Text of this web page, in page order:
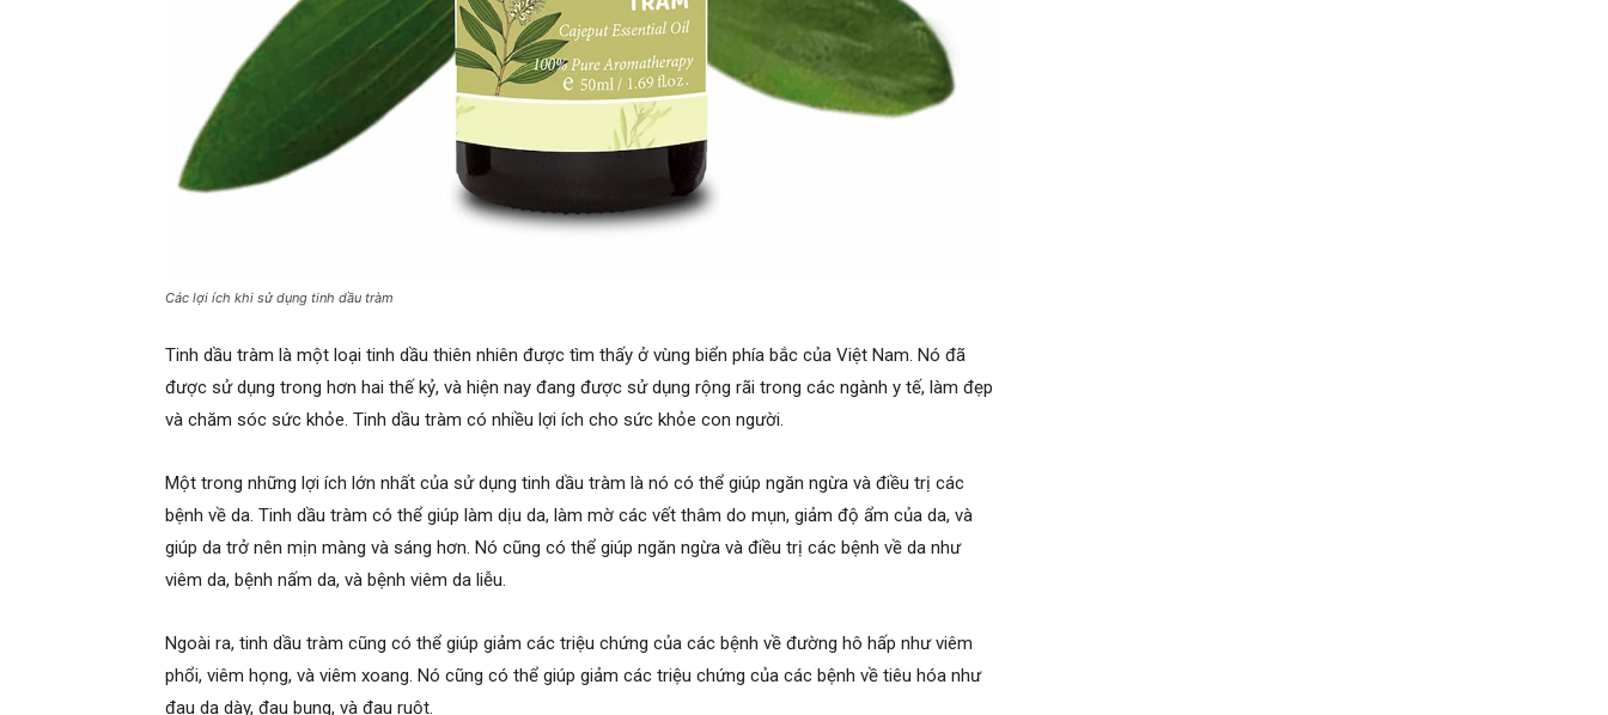
Các lợi ích khi sử dụng tinh dầu tràm
Tinh dầu tràm là một loại tinh dầu thiên nhiên được tìm thấy ở vùng biển phía bắc của Việt Nam. Nó đã
được sử dụng trong hơn hai thế kỷ, và hiện nay đang được sử dụng rộng rãi trong các ngành y tế, làm đẹp
và chăm sóc sức khỏe. Tinh dầu tràm có nhiều lợi ích cho sức khỏe con người.
Một trong những lợi ích lớn nhất của sử dụng tinh dầu tràm là nó có thể giúp ngăn ngừa và điều trị các
bệnh về da. Tinh dầu tràm có thể giúp làm dịu da, làm mờ các vết thâm do mụn, giảm độ ẩm của da, và
giúp da trở nên mịn màng và sáng hơn. Nó cũng có thể giúp ngăn ngừa và điều trị các bệnh về da như
viêm da, bệnh nấm da, và bệnh viêm da liễu.
Ngoài ra, tinh dầu tràm cũng có thể giúp giảm các triệu chứng của các bệnh về đường hô hấp như viêm
phổi, viêm họng, và viêm xoang. Nó cũng có thể giúp giảm các triệu chứng của các bệnh về tiêu hóa như
đau dạ dày, đau bụng, và đau ruột.